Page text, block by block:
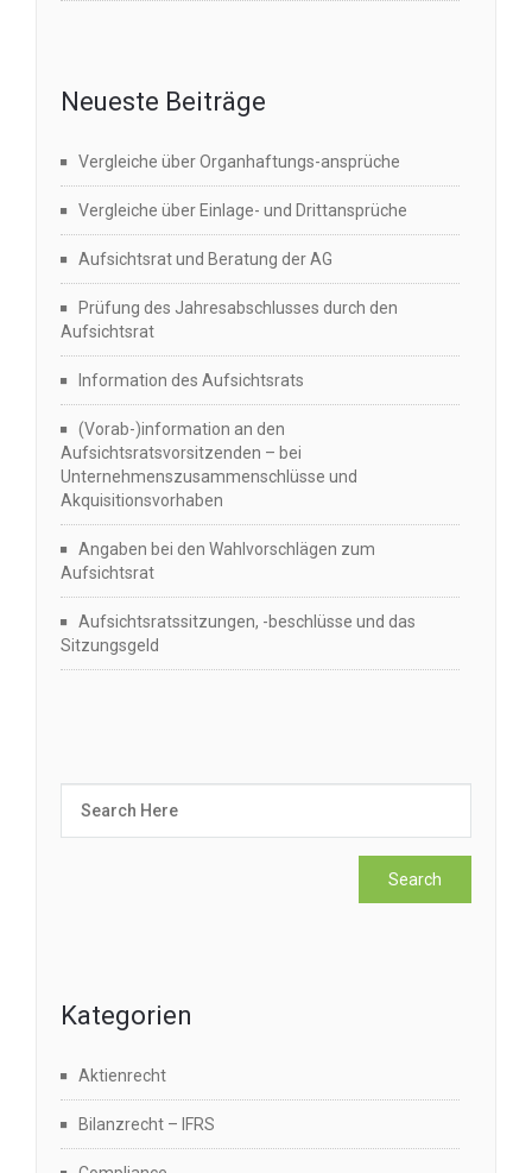
Neueste Beiträge
Vergleiche über Organhaftungs-ansprüche
Vergleiche über Einlage- und Drittansprüche
Aufsichtsrat und Beratung der AG
Prüfung des Jahresabschlusses durch den
Aufsichtsrat
Information des Aufsichtsrats
(Vorab-)information an den
Aufsichtsratsvorsitzenden – bei
Unternehmenszusammenschlüsse und
Akquisitionsvorhaben
Angaben bei den Wahlvorschlägen zum
Aufsichtsrat
Aufsichtsratssitzungen, -beschlüsse und das
Sitzungsgeld
Kategorien
Aktienrecht
Bilanzrecht – IFRS